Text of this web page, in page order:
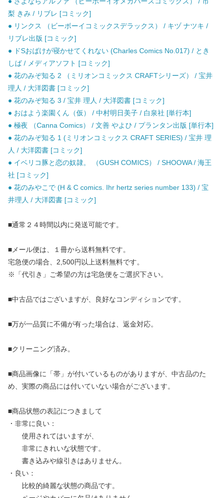
梨 きみ / リブレ [コミック]
● リンクス （ビーボーイコミックスデラックス） / キヅ ナツキ /
リブレ出版 [コミック]
● ドSおばけが寝かせてくれない (Charles Comics No.017) / とき
しば / メディアソフト [コミック]
● 花のみぞ知る 2 （ミリオンコミックス CRAFTシリーズ） / 宝井
理人 / 大洋図書 [コミック]
● 花のみぞ知る 3 / 宝井 理人 / 大洋図書 [コミック]
● おはよう楽園くん（仮） / 中村明日美子 / 白泉社 [単行本]
● 極夜 （Canna Comics） / 文善 やよひ / プランタン出版 [単行本]
● 花のみぞ知る 1 (ミリオンコミックス CRAFT SERIES) / 宝井 理
人 / 大洋図書 [コミック]
● イベリコ豚と恋の奴隷。 （GUSH COMICS） / SHOOWA / 海王
社 [コミック]
● 花のみやこで (H & C comics. Ihr hertz series number 133) / 宝
井理人 / 大洋図書 [コミック]
■通常２４時間以内に発送可能です。
■メール便は、１冊から送料無料です。
宅急便の場合、2,500円以上送料無料です。
※「代引き」ご希望の方は宅急便をご選択下さい。
■中古品ではございますが、良好なコンディションです。
■万が一品質に不備が有った場合は、返金対応。
■クリーニング済み。
■商品画像に「帯」が付いているものがありますが、中古品のた
め、実際の商品には付いていない場合がございます。
■商品状態の表記につきまして
・非常に良い：
使用されてはいますが、
非常にきれいな状態です。
書き込みや線引きはありません。
・良い：
比較的綺麗な状態の商品です。